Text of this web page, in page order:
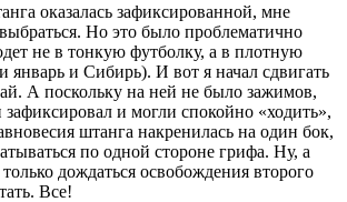
оказалась зафиксированной, мне
выбраться. Но это было проблематично
не в тонкую футболку, а в плотную
январь и Сибирь). И вот я начал сдвигать
А поскольку на ней не было зажимов,
и могли спокойно «ходить»,
штанга накренилась на один бок,
по одной стороне грифа. Ну, а
дождаться освобождения второго
Все!